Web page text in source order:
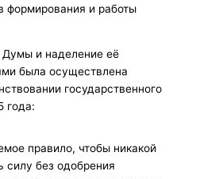
формирования и работы
Думы и наделение её
была осуществлена
государственного
года:
правило, чтобы никакой
силу без одобрения